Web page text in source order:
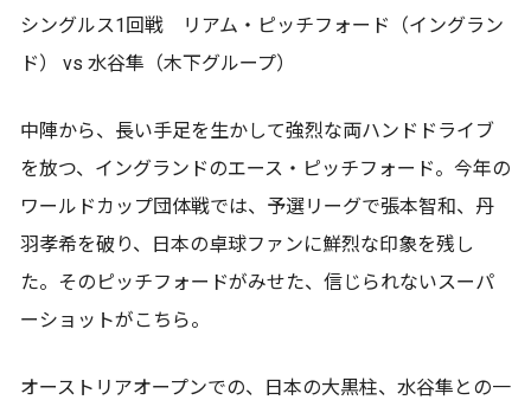
シングルス1回戦 リアム・ピッチフォード（イングラン
ド） vs 水谷隼（木下グループ）
中陣から、長い手足を生かして強烈な両ハンドドライブ
を放つ、イングランドのエース・ピッチフォード。今年の
ワールドカップ団体戦では、予選リーグで張本智和、丹
羽孝希を破り、日本の卓球ファンに鮮烈な印象を残し
た。そのピッチフォードがみせた、信じられないスーパ
ーショットがこちら。
オーストリアオープンでの、日本の大黒柱、水谷隼との一